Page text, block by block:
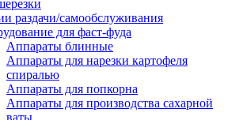
раздачи/самообслуживания
для фаст-фуда
Аппараты блинные
Аппараты для нарезки картофеля
спиралью
Аппараты для попкорна
Аппараты для производства сахарной
ваты